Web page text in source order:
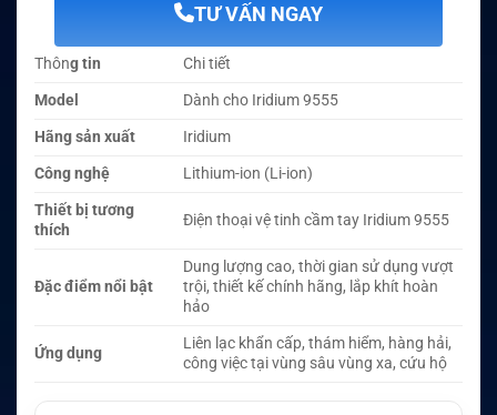
TƯ VẤN NGAY
Thông tin
Chi tiết
Model
Dành cho Iridium 9555
Hãng sản xuất
Iridium
Công nghệ
Lithium-ion (Li-ion)
Thiết bị tương
thích
Điện thoại vệ tinh cầm tay Iridium 9555
Đặc điểm nổi bật
Dung lượng cao, thời gian sử dụng vượt
trội, thiết kế chính hãng, lắp khít hoàn
hảo
Ứng dụng
Liên lạc khẩn cấp, thám hiểm, hàng hải,
công việc tại vùng sâu vùng xa, cứu hộ